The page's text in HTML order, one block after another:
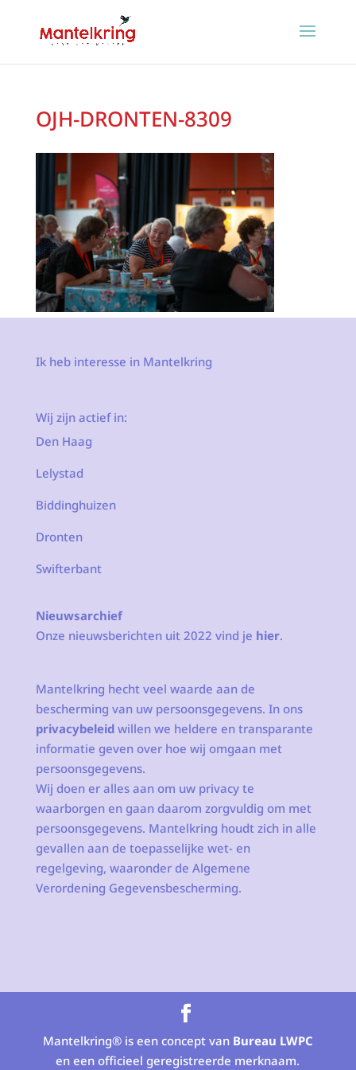
OJH-DRONTEN-8309
Ik heb interesse in Mantelkring
Wij zijn actief in:
Den Haag
Lelystad
Biddinghuizen
Dronten
Swifterbant
Nieuwsarchief
Onze nieuwsberichten uit 2022 vind je hier.
Mantelkring hecht veel waarde aan de
bescherming van uw persoonsgegevens. In ons
privacybeleidwillen we heldere en transparante
informatie geven over hoe wij omgaan met
persoonsgegevens.
Wij doen er alles aan om uw privacy te
waarborgen en gaan daarom zorgvuldig om met
persoonsgegevens. Mantelkring houdt zich in alle
gevallen aan de toepasselijke wet- en
regelgeving, waaronder de Algemene
Verordening Gegevensbescherming.
Mantelkring® is een concept van Bureau LWPC
en een officieel geregistreerde merknaam.